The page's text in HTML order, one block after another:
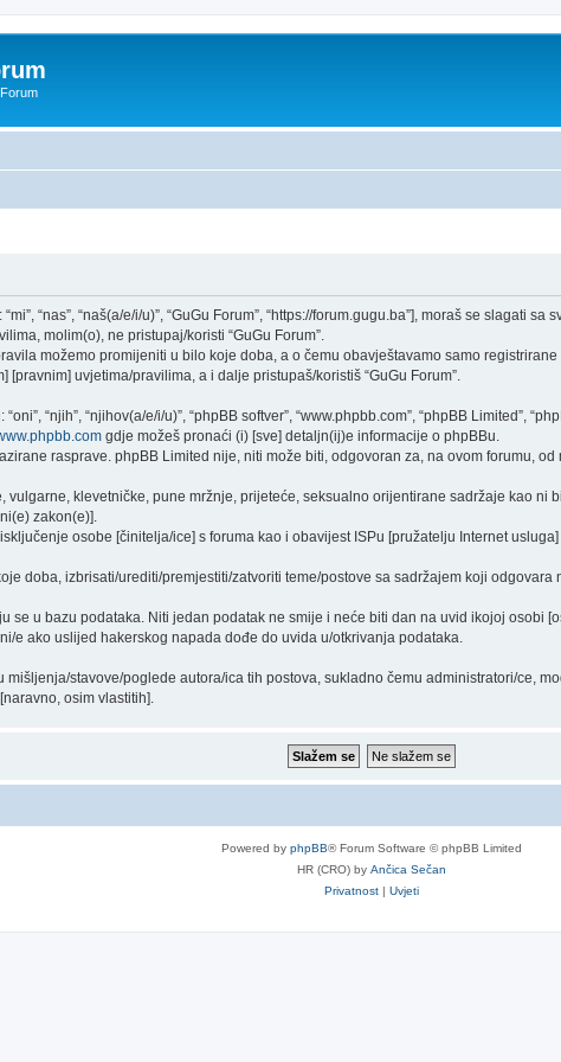
“nas”, “naš(a/e/i/u)”, “GuGu Forum”, “https://forum.gugu.ba”], moraš se slagati
molim(o), ne pristupaj/koristi “GuGu Forum”.
možemo promijeniti u bilo koje doba, a o čemu obavještavamo samo
uvjetima/pravilima, a i dalje pristupaš/koristiš “GuGu Forum”.
“njih”, “njihov(a/e/i/u)”, “phpBB softver”, “www.phpbb.com”, “phpBB Limited”,
gdje možeš pronaći (i) [sve] detaljn(ij)e informacije o phpBBu.
rasprave. phpBB Limited nije, niti može biti, odgovoran za, na ovom forumu,
vulgarne, klevetničke, pune mržnje, prijeteće, seksualno orijentirane sadržaje kao
zakon(e)].
osobe [činitelja/ice] s foruma kao i obavijest ISPu [pružatelju Internet
doba, izbrisati/urediti/premjestiti/zatvoriti teme/postove sa sadržajem koji odgovara
u bazu podataka. Niti jedan podatak ne smije i neće biti dan na uvid ikojoj osobi
e ako uslijed hakerskog napada dođe do uvida u/otkrivanja podataka.
mišljenja/stavove/poglede autora/ica tih postova, sukladno čemu administratori/ce,
osim vlastitih].
Powered by phpBB® Forum Software © phpBB Limited
HR (CRO) by Ančica Sečan
Privatnost | Uvjeti